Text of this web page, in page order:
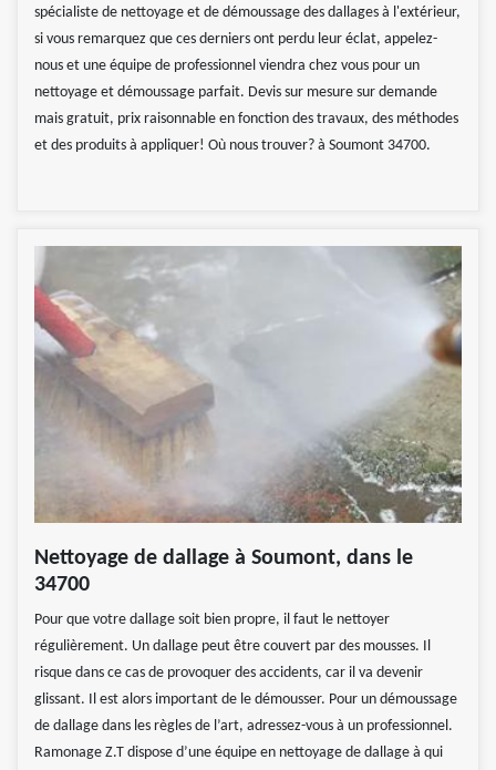
spécialiste de nettoyage et de démoussage des dallages à l'extérieur,
si vous remarquez que ces derniers ont perdu leur éclat, appelez-
nous et une équipe de professionnel viendra chez vous pour un
nettoyage et démoussage parfait. Devis sur mesure sur demande
mais gratuit, prix raisonnable en fonction des travaux, des méthodes
et des produits à appliquer! Où nous trouver? à Soumont 34700.
Nettoyage de dallage à Soumont, dans le
34700
Pour que votre dallage soit bien propre, il faut le nettoyer
régulièrement. Un dallage peut être couvert par des mousses. Il
risque dans ce cas de provoquer des accidents, car il va devenir
glissant. Il est alors important de le démousser. Pour un démoussage
de dallage dans les règles de l’art, adressez-vous à un professionnel.
Ramonage Z.T dispose d’une équipe en nettoyage de dallage à qui